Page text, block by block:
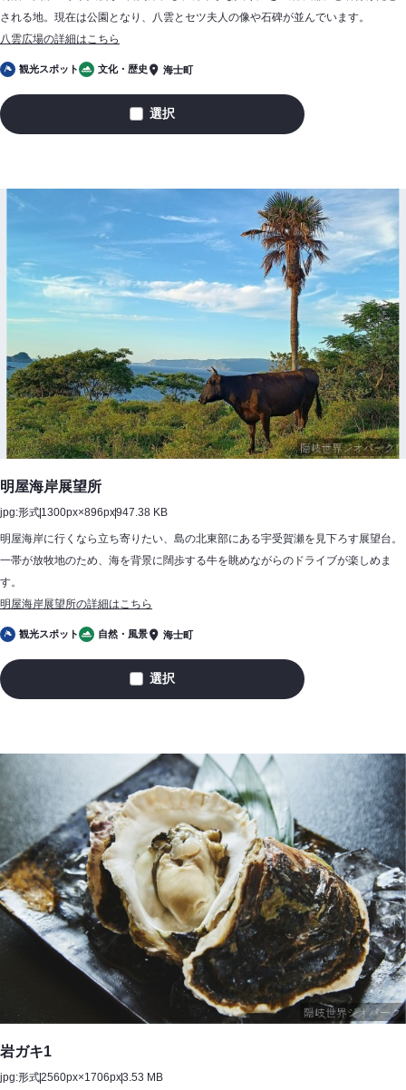
される地。現在は公園となり、八雲とセツ夫人の像や石碑が並んでいます。
八雲広場の詳細はこちら
観光スポット 文化・歴史 海士町
八
選択
明屋海岸展望所
jpg:形式1300px×896px947.38 KB
明屋海岸に行くなら立ち寄りたい、島の北東部にある宇受賀瀬を見下ろす展望台。
一帯が放牧地のため、海を背景に闊歩する牛を眺めながらのドライブが楽しめま
す。
明屋海岸展望所の詳細はこちら
観光スポット 自然・風景 海士町
明
展
望
所
選択
岩ガキ1
jpg:形式2560px×1706px3.53 MB